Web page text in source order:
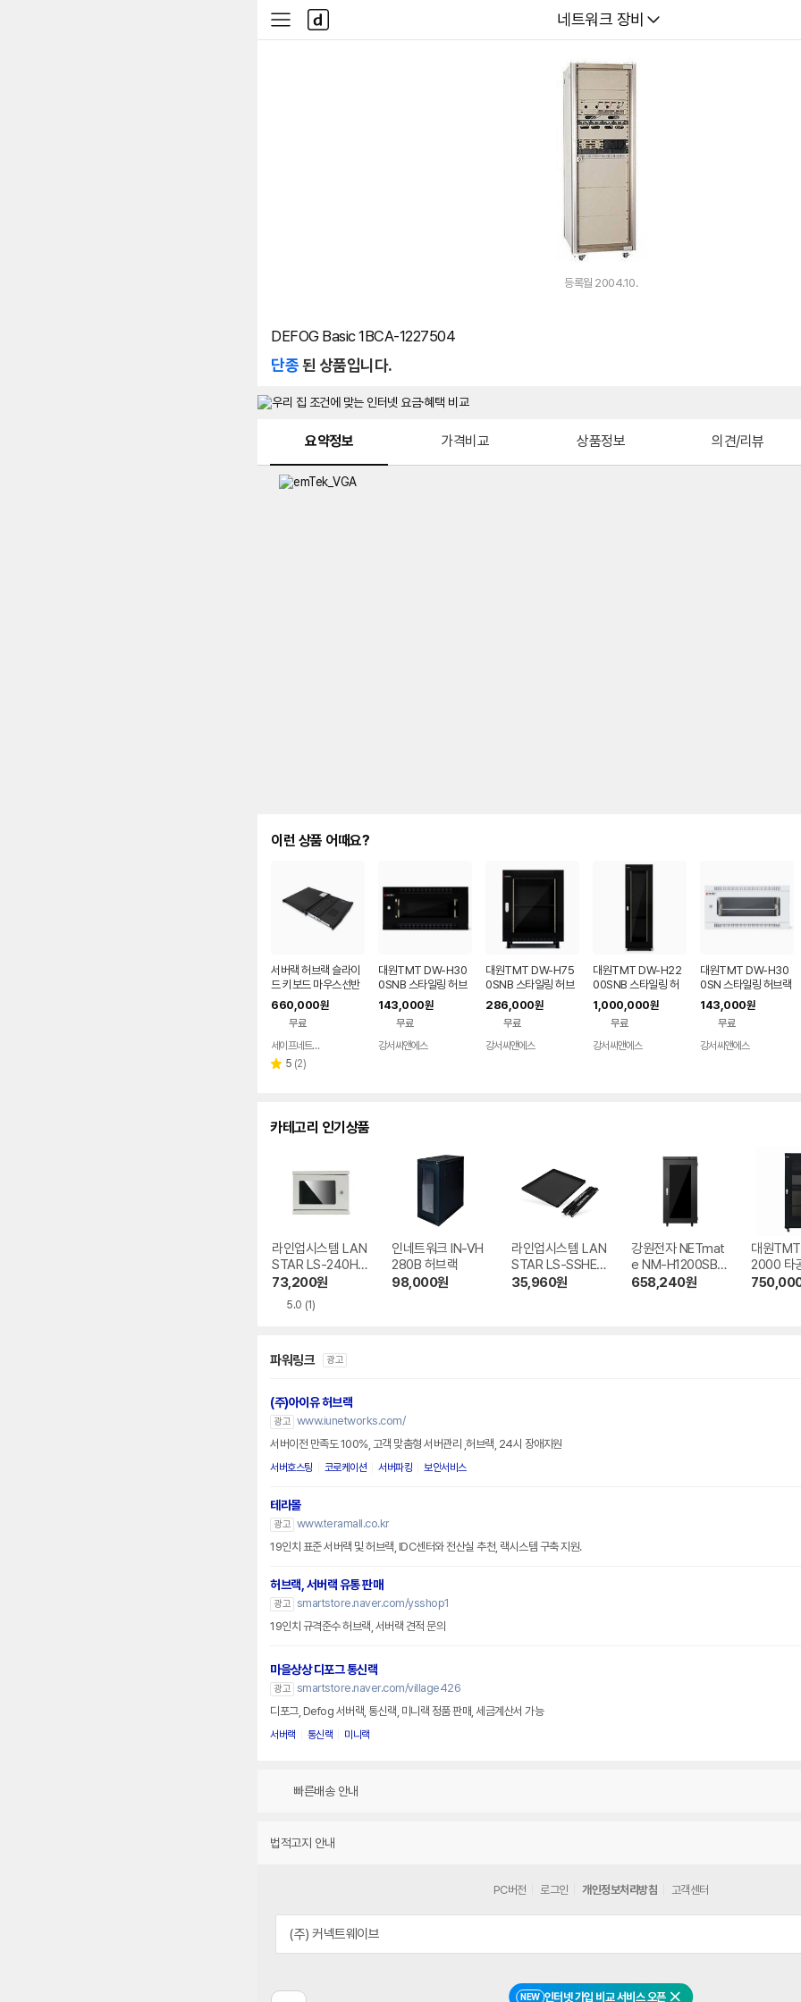
다나와
네트워크 장비
사
이
다
나
와
NEW 인터넷 가입 비교 서비스 오픈
등록월 2004.10.
DEFOG Basic 1BCA-1227504
단종된 상품입니다.
요약정보 가격비교 상품정보 의견/리뷰
이런 상품 어때요?
서버랙 허브랙 슬라이
드 키보드 마우스선반
EXA-RK2e 1U 케이
블일체형
660,000원
무료
세이프네트워크
별 5 리
(2)
대원TMT DW-H30
0SNB 스타일링 허브
랙 (H300 x D450 x
W600) 블랙
143,000원
무료
강서씨앤에스
대원TMT DW-H75
0SNB 스타일링 허브
랙 (H750 x D600 x
W600 / 15U) 블랙
286,000원
무료
강서씨앤에스
대원TMT DW-H22
00SNB 스타일링 허
브랙 (H2200 x D75
0 x W600 / 47U) 블
1,000,000원
무료
강서씨앤에스
대원TMT DW-H30
0SN 스타일링 허브랙
(H300 x D450 x W
600) 화이트
143,000원
무료
강서씨앤에스
카테고리 인기상품
라인업시스템 LAN
STAR LS-240HM
허브랙
73,200원
5.0 (1)
인네트워크 IN-VH
280B 허브랙
98,000원
라인업시스템 LAN
STAR LS-SSHE-1
220HB 허브랙 선
35,960원
강원전자 NETmat
e NM-H1200SBK
방음 허브랙
658,240원
대원
2000 타
랙
파워링크 광고
(주)아이유 허브랙
광고 www.iunetworks.com/
서버이전 만족도 100%, 고객 맞춤형 서버관리 ,허브랙, 24시 장애지원
서버호스팅 코로케이션 서버파킹 보안서비스
테라몰
광고 www.teramall.co.kr
19인치 표준 서버랙 및 허브랙, IDC센터와 전산실 추천, 랙시스템 구축 지원.
허브랙, 서버랙 유통 판매
광고 smartstore.naver.com/ysshop1
19인치 규격준수 허브랙, 서버랙 견적 문의
마을상상 디포그 통신랙
광고 smartstore.naver.com/village426
디포그, Defog 서버랙, 통신랙, 미니랙 정품 판매, 세금계산서 가능
서버랙 통신랙 미니랙
빠른배송 안내
법적고지 안내
PC버전 로그인 개인정보처리방침 고객센터
(주) 커넥트웨이브